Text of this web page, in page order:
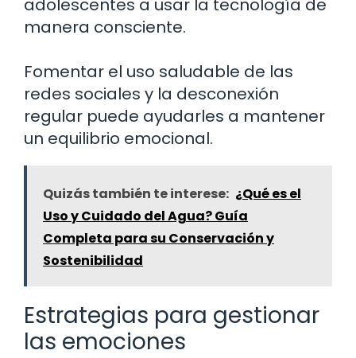
adolescentes a usar la tecnología de
manera consciente.
Fomentar el uso saludable de las
redes sociales y la desconexión
regular puede ayudarles a mantener
un equilibrio emocional.
Quizás también te interese: ¿Qué es el
Uso y Cuidado del Agua? Guía
Completa para su Conservación y
Sostenibilidad
Estrategias para gestionar
las emociones